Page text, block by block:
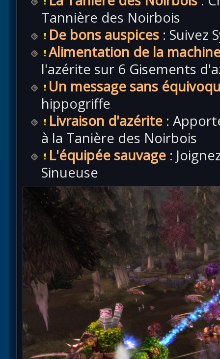
Tannière des Noirbois
De bons auspices : Suivez
Alimentation de la
l'azérite sur 6 Gisements
Un message sans
hippogriffe
Livraison d'azérite :
à la Tanière des Noirbois
L'équipée sauvage :
Sinueuse